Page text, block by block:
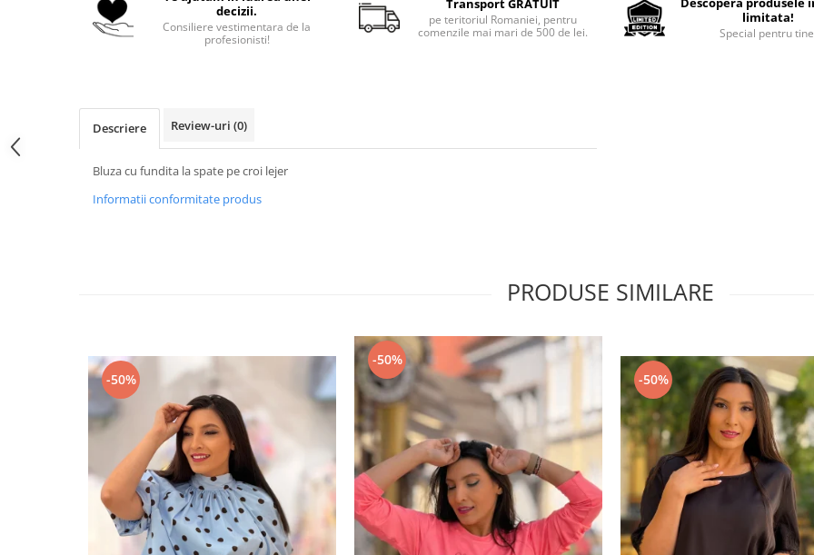
decizii.
Consiliere vestimentara de la
profesionisti!
Transport GRATUIT
pe teritoriul Romaniei, pentru
comenzile mai mari de 500 de lei.
limitata!
Special pentru
Descriere Review-uri (0)
Bluza cu fundita la spate pe croi lejer
Informatii conformitate produs
PRODUSE SIMILARE
-50%
-50%
-50%